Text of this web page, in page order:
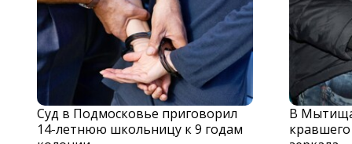
Суд в Подмосковье приговорил
14-летнюю школьницу к 9 годам
В